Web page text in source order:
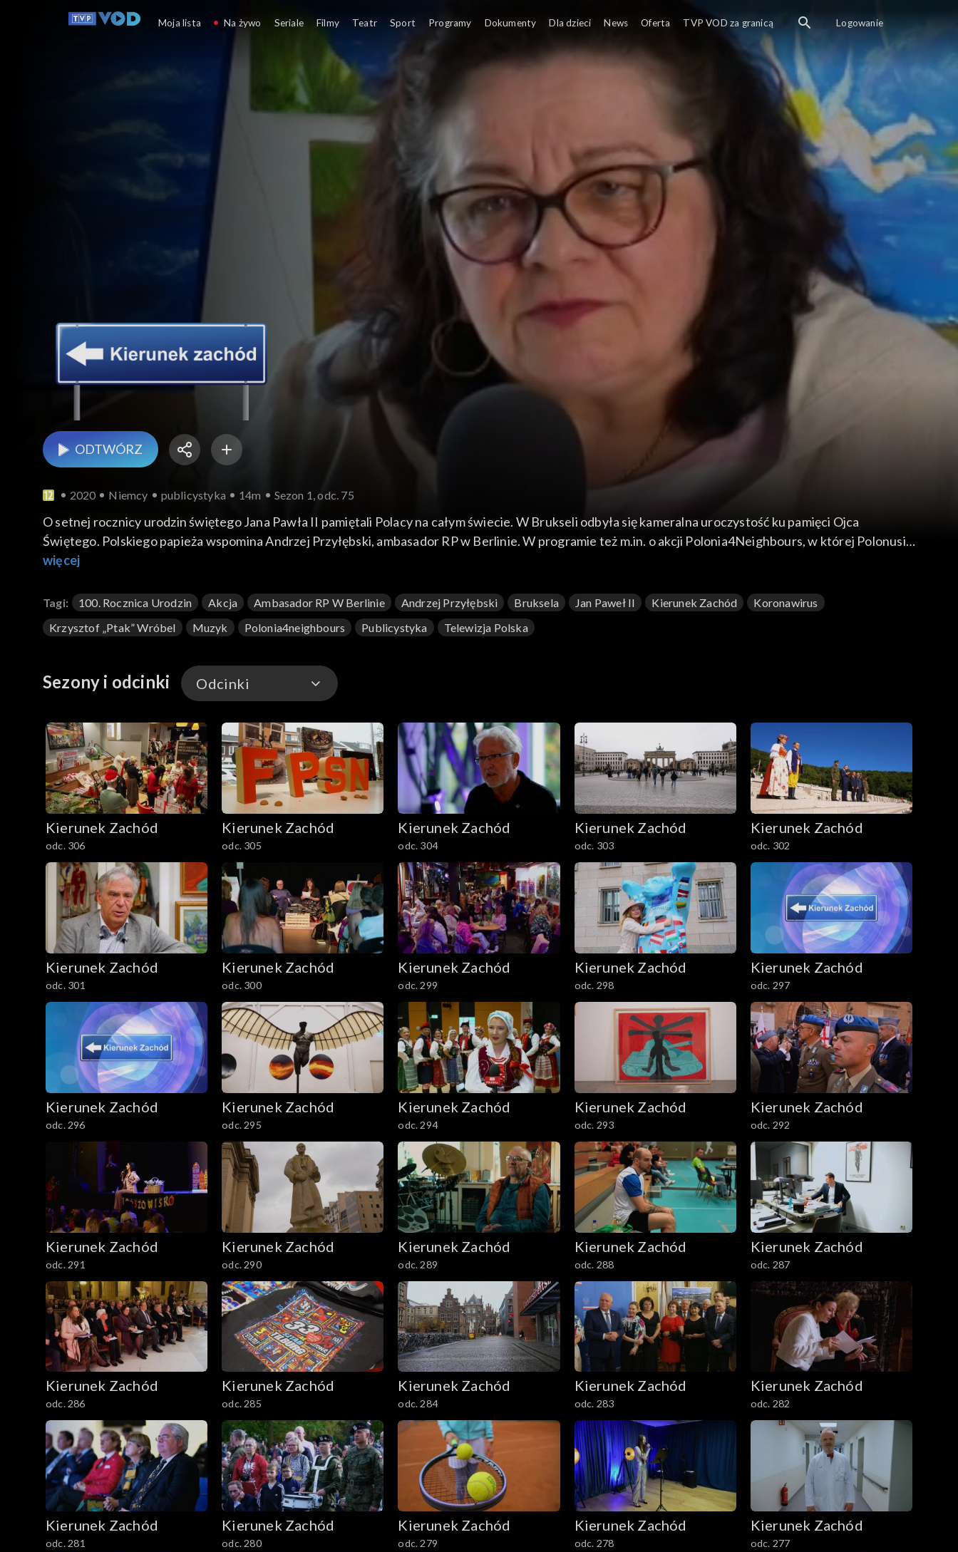
ODTWÓRZ
2020 Niemcy publicystyka 14m Sezon 1, odc. 75
O setnej rocznicy urodzin świętego Jana Pawła II pamiętali Polacy na całym świecie. W Brukseli odbyła się kameralna uroczystość ku pamięci Ojca
Świętego. Polskiego papieża wspomina Andrzej Przyłębski, ambasador RP w Berlinie. W programie też m.in. o akcji Polonia4Neighbours, w której Polonusi
więcej
Tagi: 100. Rocznica Urodzin Akcja Ambasador RP W Berlinie Andrzej Przyłębski Bruksela Jan Paweł II Kierunek Zachód
Koronawirus
Krzysztof „Ptak” Wróbel
Muzyk Polonia4neighbours Publicystyka Telewizja Polska
Sezony i odcinki Odcinki
Odcinki
Kierunek Zachód
odc. 306
Kierunek Zachód
odc. 305
Kierunek Zachód
odc. 304
Kierunek Zachód
odc. 303
Kierunek Zachód
odc. 302
Kierunek Zachód
odc. 301
Kierunek Zachód
odc. 300
Kierunek Zachód
odc. 299
Kierunek Zachód
odc. 298
Kierunek Zachód
odc. 297
Kierunek Zachód
odc. 296
Kierunek Zachód
odc. 295
Kierunek Zachód
odc. 294
Kierunek Zachód
odc. 293
Kierunek Zachód
odc. 292
Kierunek Zachód
odc. 291
Kierunek Zachód
odc. 290
Kierunek Zachód
odc. 289
Kierunek Zachód
odc. 288
Kierunek Zachód
odc. 287
Kierunek Zachód
odc. 286
Kierunek Zachód
odc. 285
Kierunek Zachód
odc. 284
Kierunek Zachód
odc. 283
Kierunek Zachód
odc. 282
Kierunek Zachód
odc. 281
Kierunek Zachód
odc. 280
Kierunek Zachód
odc. 279
Kierunek Zachód
odc. 278
Kierunek Zachód
odc. 277
Moja lista Na żywo Seriale Filmy Teatr Sport Programy Dokumenty Dla dzieci News Oferta TVP VOD za granicą Logowanie